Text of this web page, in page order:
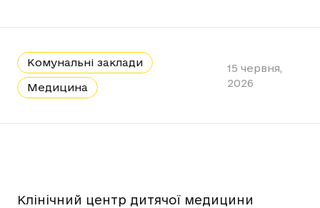
Комунальні заклади
Медицина
15 червня,
2026
Клінічний центр дитячої медицини